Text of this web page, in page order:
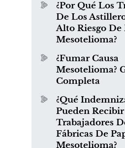
¿Por Qué Los
De Los
Alto Riesgo De
Mesotelioma?
¿Fumar Causa
Mesotelioma?
Completa
¿Qué
Pueden
Trabajadores
Fábricas De
Mesotelioma?